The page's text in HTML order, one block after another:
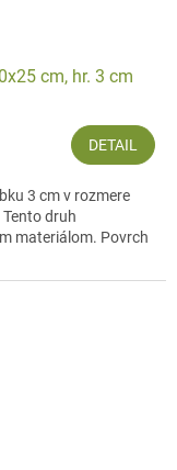
cm, hr. 3 cm
DETAIL
3 cm v rozmere
druh
materiálom. Povrch